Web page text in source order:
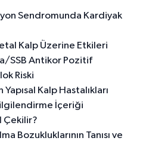
Sendromunda Kardiyak
Kalp Üzerine Etkileri
SSB Antikor Pozitif
Riski
Kalp Hastalıkları
İçeriği
Çekilir?
Bozukluklarının Tanısı ve